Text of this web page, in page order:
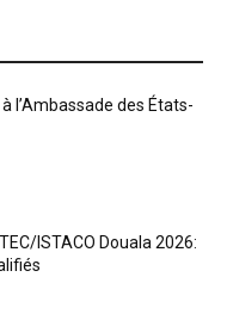
l’Ambassade des États-
ISTACO Douala 2026: